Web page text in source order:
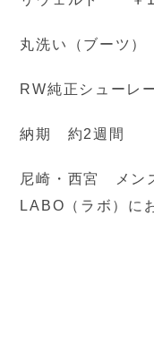
丸洗い（ブー
RW純正シュー
納期 約2週間
尼崎・西宮 メン
LABO（ラボ）に